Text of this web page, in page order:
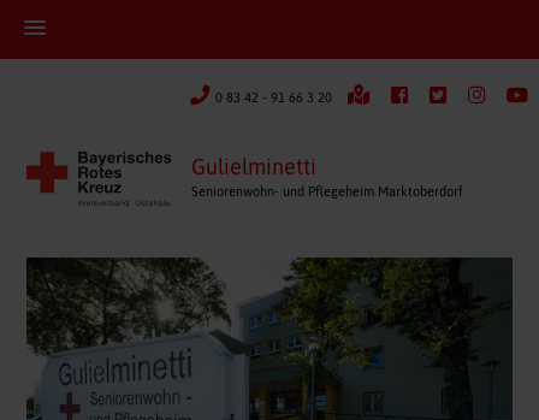
0 83 42 - 91 66 3 20
Gulielminetti
Seniorenwohn- und Pflegeheim Marktoberdorf